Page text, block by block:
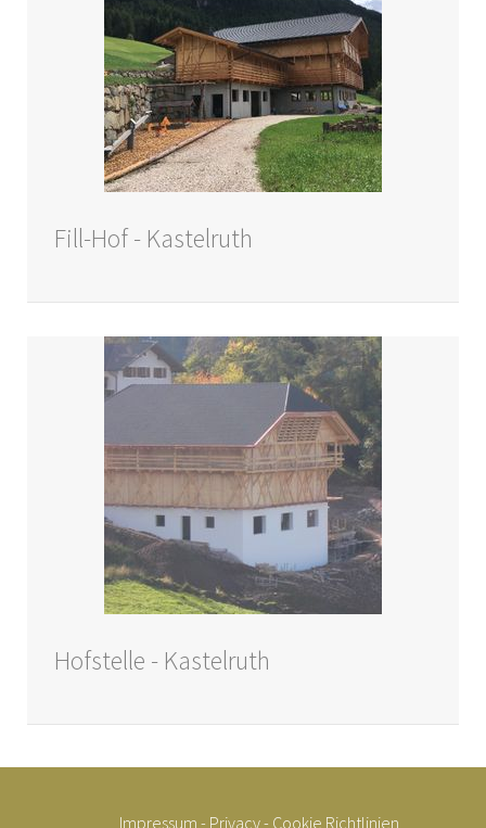
Fill-Hof - Kastelruth
Hofstelle - Kastelruth
Impressum - Privacy- Cookie Richtlinien